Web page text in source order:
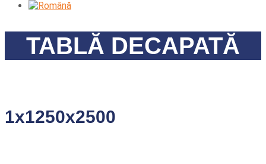
TABLĂ DECAPATĂ
1x1250x2500